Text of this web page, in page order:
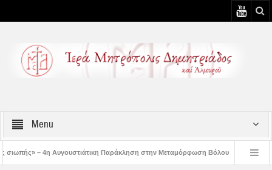
Menu
Παράκληση στην Μεταμόρφωση Βόλου Επίσκεψη του Δ/ντού της Β/